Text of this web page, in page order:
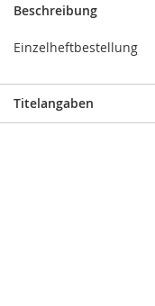
Beschreibung
Einzelheftbestellung
Titelangaben